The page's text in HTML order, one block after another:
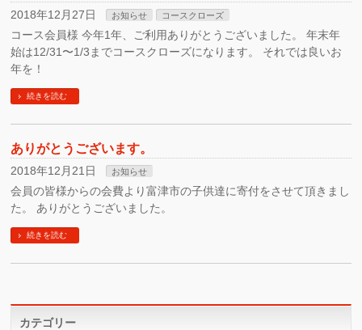
2018年12月27日 お知らせ コースクローズ
コース会員様 今年1年、ご利用ありがとうございました。 年末年
始は12/31〜1/3までコースクローズになります。 それでは良いお
年を！
続きを読む
ありがとうございます。
2018年12月21日 お知らせ
会員の皆様からの会費より富津市の子供達に寄付をさせて頂きまし
た。 ありがとうございました。
続きを読む
カテゴリー